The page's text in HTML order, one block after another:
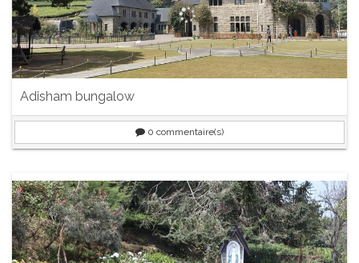
Adisham bungalow
0 commentaire(s)